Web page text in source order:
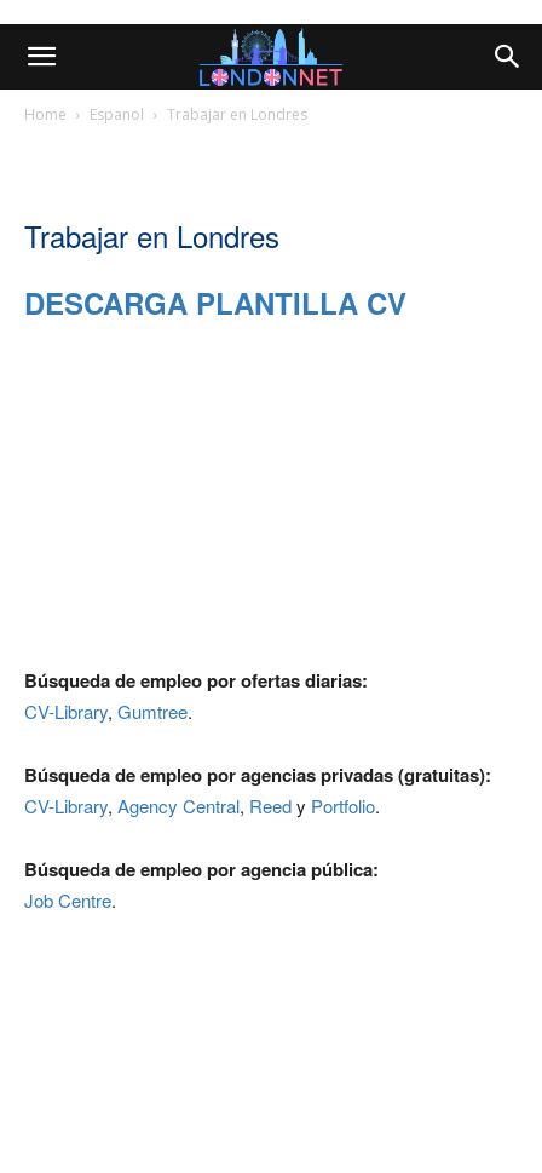
Home Espanol Trabajar en Londres
Trabajar en Londres
DESCARGA PLANTILLA CV
Búsqueda de empleo por ofertas diarias:
CV-Library, Gumtree.
Búsqueda de empleo por agencias privadas (gratuitas):
CV-Library, Agency Central, Reedy Portfolio.
Búsqueda de empleo por agencia pública:
Job Centre.